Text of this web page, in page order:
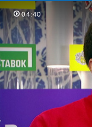
04:40